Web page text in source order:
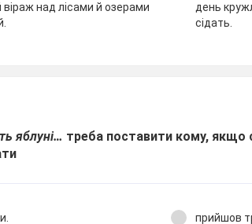
над лісами й озерами
день
сідать.
яблуні… треба поставити кому, якщо
прийшов